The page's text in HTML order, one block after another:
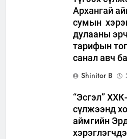
Архангай
сумын
дулааны
тарифын
санал авч
Shinitor B
“Эсгэл”
сүлжээнд
аймгийн